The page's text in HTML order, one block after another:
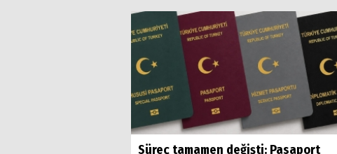
Süreç tamamen değişti: Pasaport